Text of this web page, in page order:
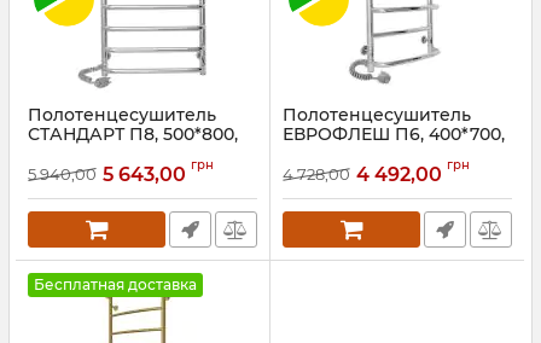
Полотенцесушитель
СТАНДАРТ П8, 500*800,
Артикул:73207088
5 940,00 5 643,00 грн
Полотенцесушитель
ЕВРОФЛЕШ П6, 400*700,
Артикул:73207382
4 728,00 4 492,00 грн
Бесплатная доставка